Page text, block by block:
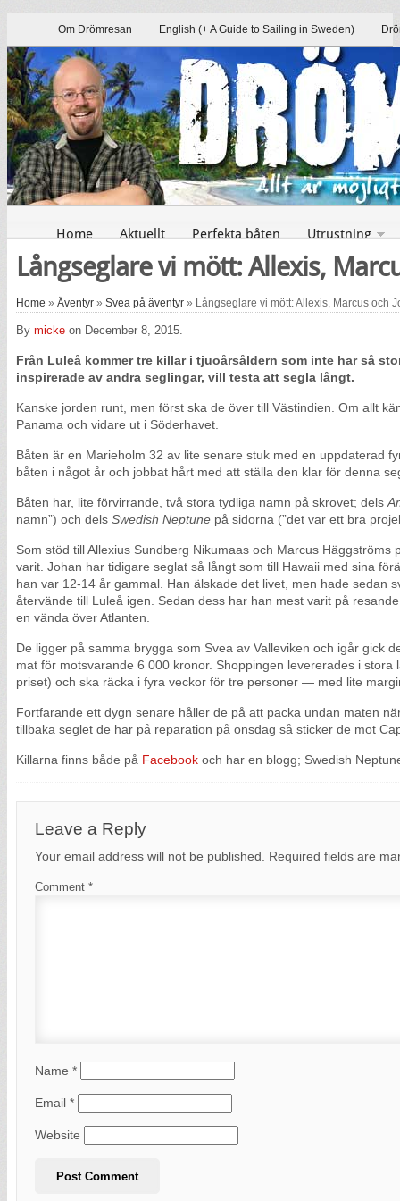
Om Drömresan English (+ A Guide to Sailing in Sweden)
Home Aktuellt Perfekta båten Utrustning
Långseglare vi mött: Allexis,
Home » Äventyr » Svea på äventyr » Långseglare vi mött: Allexis, Marcus och
By micke on December 8, 2015.
Från Luleå kommer tre killar i tjuoårsåldern som inte har så
inspirerade av andra seglingar, vill testa att segla långt.
Kanske jorden runt, men först ska de över till Västindien. Om allt
Panama och vidare ut i Söderhavet.
Båten är en Marieholm 32 av lite senare stuk med en uppdaterad
båten i något år och jobbat hårt med att ställa den klar för denna
Båten har, lite förvirrande, två stora tydliga namn på skrovet; dels
namn”) och dels Swedish Neptune på sidorna (”det var ett bra
Som stöd till Allexius Sundberg Nikumaas och Marcus Häggströms
varit. Johan har tidigare seglat så långt som till Hawaii med sina
han var 12-14 år gammal. Han älskade det livet, men hade sedan
återvände till Luleå igen. Sedan dess har han mest varit på
en vända över Atlanten.
De ligger på samma brygga som Svea av Valleviken och igår gick
mat för motsvarande 6 000 kronor. Shoppingen levererades i
priset) och ska räcka i fyra veckor för tre personer — med lite
Fortfarande ett dygn senare håller de på att packa undan maten
tillbaka seglet de har på reparation på onsdag så sticker de mot
Killarna finns både på Facebook och har en blogg; Swedish
Leave a Reply
Your email address will not be published. Required fields are
Comment *
Name *
Email *
Website